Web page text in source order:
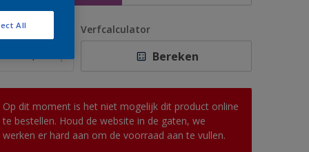
Verfcalculator
Bereken
Op dit moment is het niet mogelijk dit product online
te bestellen. Houd de website in de gaten, we
werken er hard aan om de voorraad aan te vullen.
All